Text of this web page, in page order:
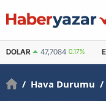
DOLAR 47,7084 0.17%
/ Hava Durumu /